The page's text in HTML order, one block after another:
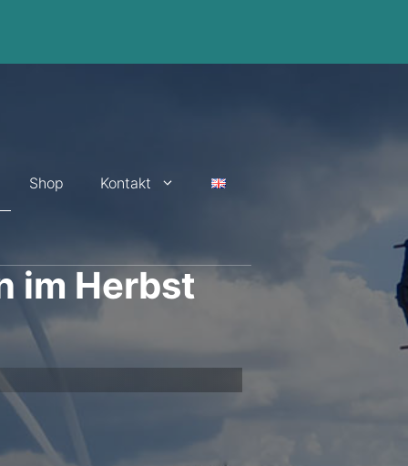
Shop Kontakt
im Herbst